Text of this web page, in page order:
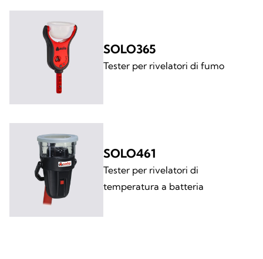
SOLO365
Tester per rivelatori di fumo
SOLO461
Tester per rivelatori di
temperatura a batteria